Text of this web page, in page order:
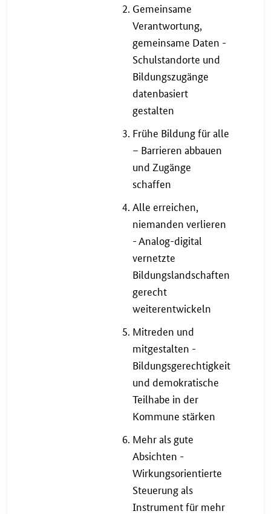
Gemeinsame
Verantwortung,
gemeinsame Daten -
Schulstandorte und
Bildungszugänge
datenbasiert
gestalten
Frühe Bildung für alle
– Barrieren abbauen
und Zugänge
schaffen
Alle erreichen,
niemanden verlieren
- Analog-digital
vernetzte
Bildungslandschaften
gerecht
weiterentwickeln
Mitreden und
mitgestalten -
Bildungsgerechtigkeit
und demokratische
Teilhabe in der
Kommune stärken
Mehr als gute
Absichten -
Wirkungsorientierte
Steuerung als
Instrument für mehr